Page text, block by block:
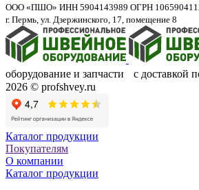
ООО «ПШО» ИНН 5904143989 ОГРН
г. Пермь, ул. Дзержинского, 17, помещение 8
оборудование и запчасти с доставкой
2026 © profshvey.ru
Каталог продукции
Покупателям
О компании
Каталог продукции